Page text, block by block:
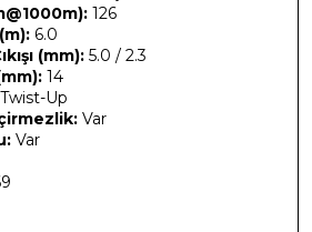
126
6.0
(mm): 5.0 / 2.3
14
Twist-Up
Var
Var